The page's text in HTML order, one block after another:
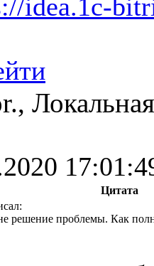
idea.1c-
Цитата
решение проблемы. Как